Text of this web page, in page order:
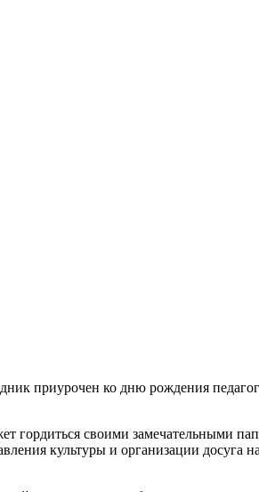
приурочен ко дню рождения
гордиться своими замечательными
культуры и организации досуга